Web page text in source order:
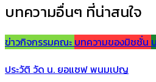
บทความอื่นๆ ที่น่าสนใจ
ข่าวกิจกรรมคณะ บทความของมิชชั่น
ประวัติ วัด น. ยอแซฟ พนมเปญ